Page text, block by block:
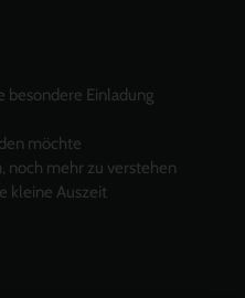
besondere Einladung
möchte
noch mehr zu verstehen
kleine Auszeit